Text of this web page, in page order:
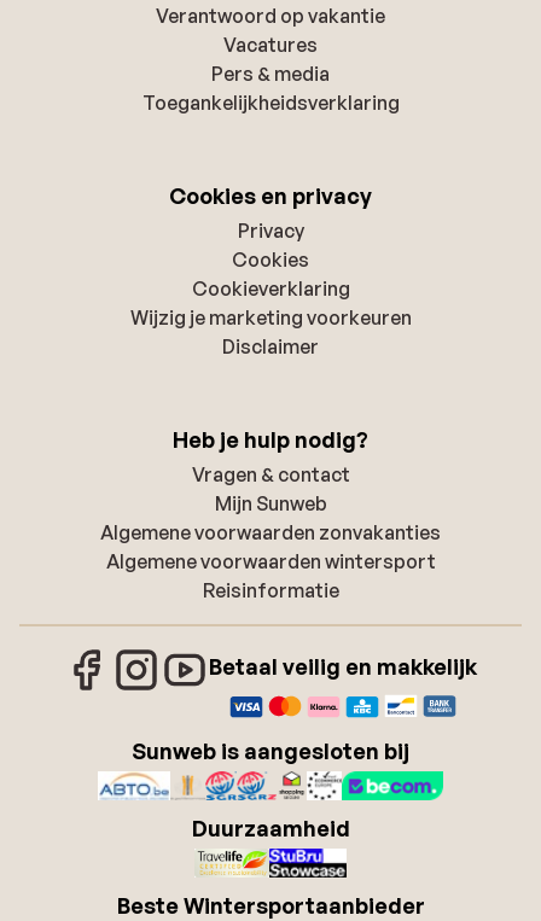
Verantwoord op vakantie
Vacatures
Pers & media
Toegankelijkheidsverklaring
Cookies en privacy
Privacy
Cookies
Cookieverklaring
Wijzig je marketing voorkeuren
Disclaimer
Heb je hulp nodig?
Vragen & contact
Mijn Sunweb
Algemene voorwaarden zonvakanties
Algemene voorwaarden wintersport
Reisinformatie
Betaal veilig en makkelijk
Sunweb is aangesloten bij
Duurzaamheid
Beste Wintersportaanbieder